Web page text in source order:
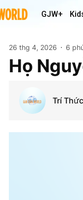
GJW+
26 thg 4, 2026 6
Họ
Trí